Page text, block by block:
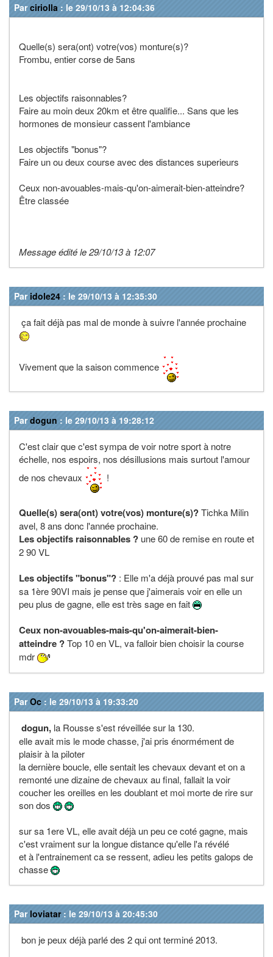
Parciriolla : le 29/10/13 à 12:04:36
Quelle(s) sera(ont) votre(vos) monture(s)?
Frombu, entier corse de 5ans
Les objectifs raisonnables?
Faire au moin deux 20km et être qualifie... Sans que les
hormones de monsieur cassent l'ambiance
Les objectifs "bonus"?
Faire un ou deux course avec des distances superieurs
Ceux non-avouables-mais-qu'on-aimerait-bien-atteindre?
Être classée
Message édité le 29/10/13 à 12:07
Par idole24 : le 29/10/13 à 12:35:30
ça fait déjà pas mal de monde à suivre l'année prochaine
Vivement que la saison commence
Pardogun : le 29/10/13 à 19:28:12
C'est clair que c'est sympa de voir notre sport à notre
échelle, nos espoirs, nos désillusions mais surtout l'amour
de nos chevaux
!
Quelle(s) sera(ont) votre(vos) monture(s)?Tichka Milin
avel, 8 ans donc l'année prochaine.
Les objectifs raisonnables ? une 60 de remise en route et
2 90 VL
Les objectifs "bonus"? : Elle m'a déjà prouvé pas mal sur
sa 1ère 90VI mais je pense que j'aimerais voir en elle un
peu plus de gagne, elle est très sage en fait
Ceux non-avouables-mais-qu'on-aimerait-bien-
atteindre ?Top 10 en VL, va falloir bien choisir la course
mdr
ParOc : le 29/10/13 à 19:33:20
dogun, la Rousse s'est réveillée sur la 130.
elle avait mis le mode chasse, j'ai pris énormément de
plaisir à la piloter
la dernière boucle, elle sentait les chevaux devant et on a
remonté une dizaine de chevaux au final, fallait la voir
coucher les oreilles en les doublant et moi morte de rire sur
son dos
sur sa 1ere VL, elle avait déjà un peu ce coté gagne, mais
c'est vraiment sur la longue distance qu'elle l'a révélé
et à l'entrainement ca se ressent, adieu les petits galops de
chasse
Par loviatar: le 29/10/13 à 20:45:30
bon je peux déjà parlé des 2 qui ont terminé 2013.